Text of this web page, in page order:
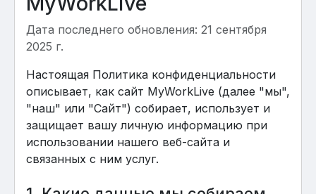
Дата последнего обновления: 21 сентября
2025 г.
Настоящая Политика конфиденциальности
описывает, как сайт MyWorkLive (далее "мы",
"наш" или "Сайт") собирает, использует и
защищает вашу личную информацию при
использовании нашего веб-сайта и
связанных с ним услуг.